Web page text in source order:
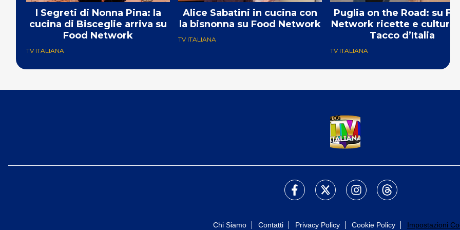
I Segreti di Nonna Pina: la
cucina di Bisceglie arriva su
Food Network
TV ITALIANA
Alice Sabatini in cucina con
la bisnonna su Food Network
TV ITALIANA
Puglia on the Road: su
Network ricette e cultura
Tacco d’Italia
TV ITALIANA
Chi Siamo Contatti Privacy Policy Cookie Policy Impostazioni